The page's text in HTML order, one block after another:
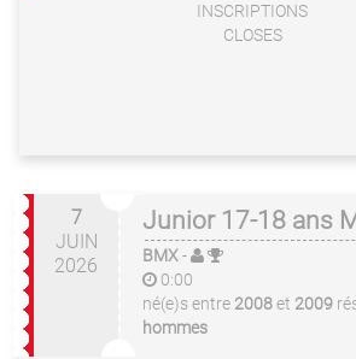
INSCRIPTIONS
CLOSES
7
JUIN
2026
Junior 17-18 ans
BMX-
0:00
né(e)s entre 2008et 2009
hommes